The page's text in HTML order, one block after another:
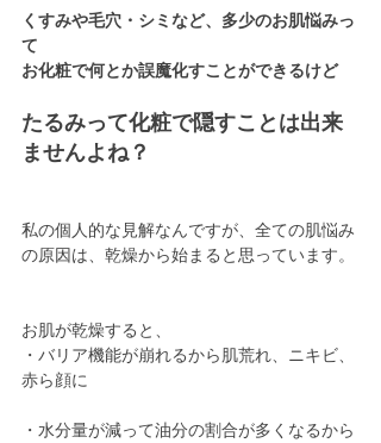
くすみや毛穴・シミなど、多少のお肌悩みっ
て
お化粧で何とか誤魔化すことができるけど
たるみって化粧で隠すことは出来
ませんよね？
私の個人的な見解なんですが、全ての肌悩み
の原因は、乾燥から始まると思っています。
お肌が乾燥すると、
・バリア機能が崩れるから肌荒れ、ニキビ、
赤ら顔に
・水分量が減って油分の割合が多くなるから